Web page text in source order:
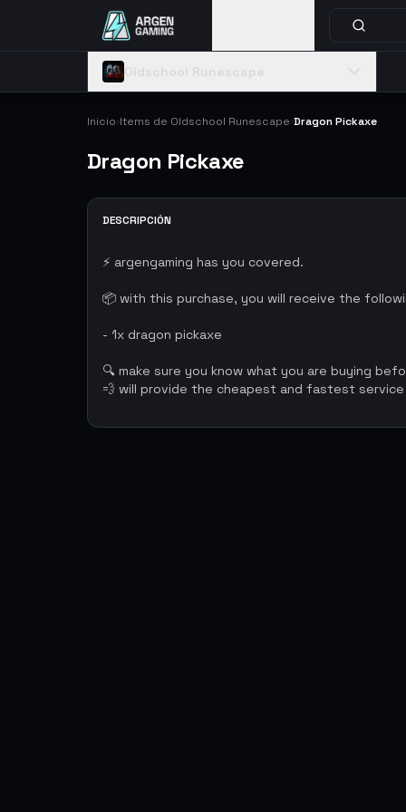
Inicio›Items de Oldschool Runescape›Dragon Pickaxe
Dragon Pickaxe
DESCRIPCIÓN
⚡ argengaming has you covered.
📦 with this purchase, you will receive the
- 1x dragon pickaxe
🔍 make sure you know what you are buying
💨 will provide the cheapest and fastest